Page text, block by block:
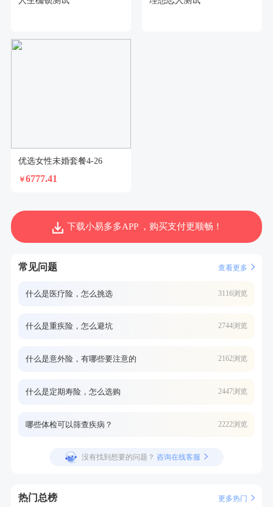
优选女性未婚套餐4-26
￥6777.41
下载小易多多APP ，购买支付更顺畅！
常见问题 查看更多
什么是医疗险，怎么挑选 3116浏览
什么是重疾险，怎么避坑 2744浏览
什么是意外险，有哪些要注意的 2162浏览
什么是定期寿险，怎么选购 2447浏览
哪些体检可以筛查疾病？ 2222浏览
没有找到想要的问题？ 咨询在线客服
热门总榜 更多热门